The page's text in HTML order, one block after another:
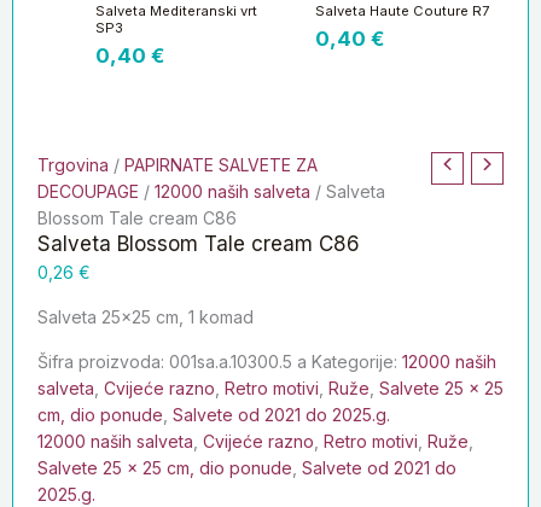
Salveta Mediteranski vrt
SP3
0,40 €
Salveta Haute Couture R7
0,40 €
Trgovina / PAPIRNATE SALVETE ZA
DECOUPAGE / 12000 naših salveta / Salveta
Blossom Tale cream C86
Salveta Blossom Tale cream C86
0,26 €
Salveta 25×25 cm, 1 komad
Šifra proizvoda: 001sa.a.10300.5 a Kategorije: 12000 naših
salveta Cvijeće razno Retro motivi Ruže Salvete 25 x 25
cm, dio ponude Salvete od 2021 do 2025.g.
12000 naših salveta Cvijeće razno Retro motivi Ruže
Salvete 25 x 25 cm, dio ponude Salvete od 2021 do
2025.g.